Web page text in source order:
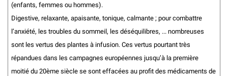
(enfants, femmes ou hommes).
Digestive, relaxante, apaisante, tonique, calmante ; pour combattre
l’anxiété, les troubles du sommeil, les déséquilibres, ... nombreuses
sont les vertus des plantes à infusion. Ces vertus pourtant très
répandues dans les campagnes européennes jusqu’à la première
moitié du 20ème siècle se sont effacées au profit des médicaments de